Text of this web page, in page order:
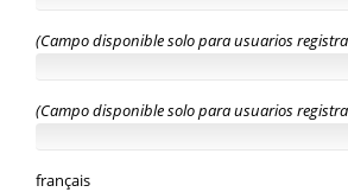
(Campo disponible solo para usuarios
(Campo disponible solo para usuarios
français